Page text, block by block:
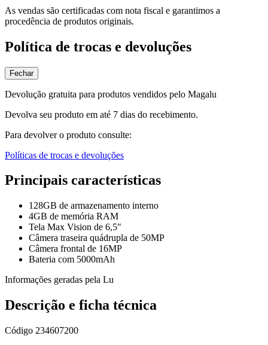
As vendas são certificadas com nota fiscal e garantimos a
procedência de produtos originais.
Política de trocas e devoluções
Fechar
Devolução gratuita para produtos vendidos pelo Magalu
Devolva seu produto em até 7 dias do recebimento.
Para devolver o produto consulte:
Políticas de trocas e devoluções
Principais características
128GB de armazenamento interno
4GB de memória RAM
Tela Max Vision de 6,5"
Câmera traseira quádrupla de 50MP
Câmera frontal de 16MP
Bateria com 5000mAh
Informações geradas pela Lu
Descrição e ficha técnica
Código 234607200